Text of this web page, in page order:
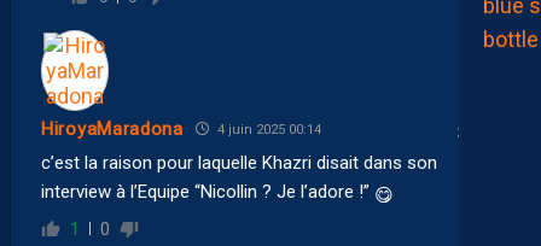
HiroyaMaradona 4 juin 2025 00:14
c’est la raison pour laquelle Khazri disait dans son
interview à l’Equipe “Nicollin ? Je l’adore !” 😋
1 0